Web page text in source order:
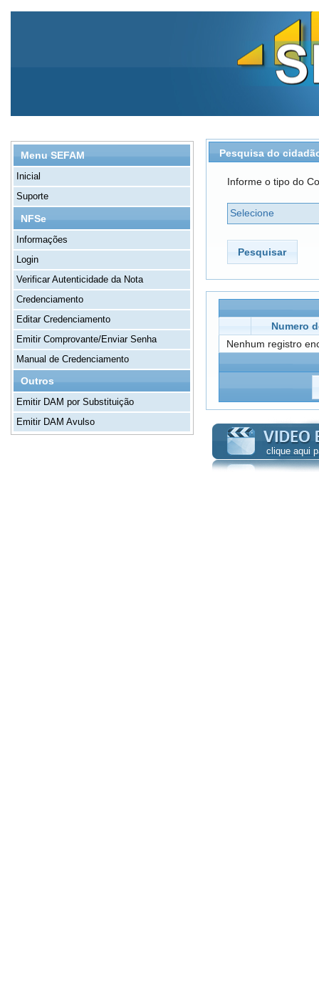
Menu SEFAM
Inicial
Suporte
NFSe
Informações
Login
Verificar Autenticidade da Nota
Credenciamento
Editar Credenciamento
Emitir Comprovante/Enviar Senha
Manual de Credenciamento
Outros
Emitir DAM por Substituição
Emitir DAM Avulso
Pesquisa do
Informe o tipo do
Selecione
Pesquisar
Numero
Nenhum registro
clique aqui